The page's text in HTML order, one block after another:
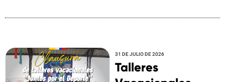
31 DE JULIO DE 2026
Talleres